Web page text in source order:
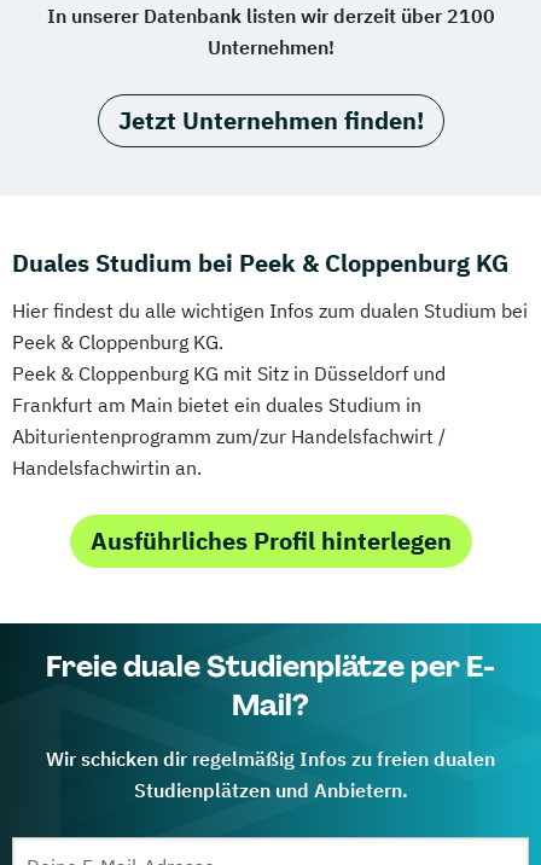
In unserer Datenbank listen wir derzeit über 2100
Unternehmen!
Jetzt Unternehmen finden!
Duales Studium bei Peek & Cloppenburg KG
Hier findest du alle wichtigen Infos zum dualen Studium bei
Peek & Cloppenburg KG.
Peek & Cloppenburg KG mit Sitz in Düsseldorf und
Frankfurt am Main bietet ein duales Studium in
Abiturientenprogramm zum/zur Handelsfachwirt /
Handelsfachwirtin an.
Ausführliches Profil hinterlegen
Freie duale Studienplätze per E-
Mail?
Wir schicken dir regelmäßig Infos zu freien dualen
Studienplätzen und Anbietern.